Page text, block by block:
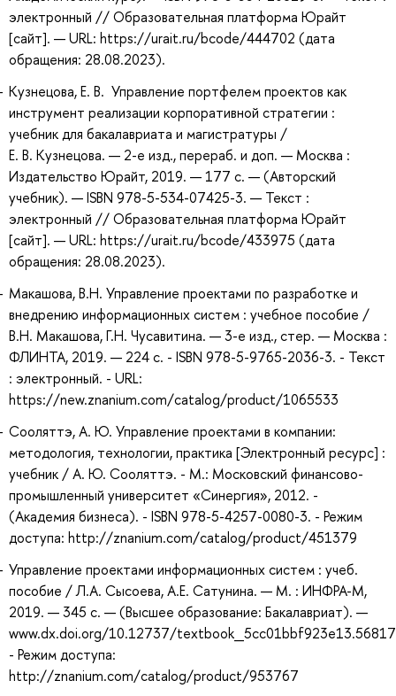
электронный // Образовательная платформа Юрайт
[сайт]. — URL: https://urait.ru/bcode/444702 (дата
обращения: 28.08.2023).
Кузнецова, Е. В. Управление портфелем проектов как
инструмент реализации корпоративной стратегии :
учебник для бакалавриата и магистратуры /
Е. В. Кузнецова. — 2-е изд., перераб. и доп. — Москва :
Издательство Юрайт, 2019. — 177 с. — (Авторский
учебник). — ISBN 978-5-534-07425-3. — Текст :
электронный // Образовательная платформа Юрайт
[сайт]. — URL: https://urait.ru/bcode/433975 (дата
обращения: 28.08.2023).
Макашова, В.Н. Управление проектами по разработке и
внедрению информационных систем : учебное пособие /
В.Н. Макашова, Г.Н. Чусавитина. — 3-е изд., стер. — Москва :
ФЛИНТА, 2019. — 224 с. - ISBN 978-5-9765-2036-3. - Текст
: электронный. - URL:
https://new.znanium.com/catalog/product/1065533
Сооляттэ, А. Ю. Управление проектами в компании:
методология, технологии, практика [Электронный ресурс] :
учебник / А. Ю. Сооляттэ. - М.: Московский финансово-
промышленный университет «Синергия», 2012. -
(Академия бизнеса). - ISBN 978-5-4257-0080-3. - Режим
доступа: http://znanium.com/catalog/product/451379
Управление проектами информационных систем : учеб.
пособие / Л.А. Сысоева, А.Е. Сатунина. — М. : ИНФРА-М,
2019. — 345 с. — (Высшее образование: Бакалавриат). —
www.dx.doi.org/10.12737/
- Режим доступа:
http://znanium.com/catalog/product/953767